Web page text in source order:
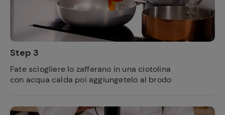
Step 3
Fate sciogliere lo zafferano in una ciotolina
con acqua calda poi aggiungetelo al brodo